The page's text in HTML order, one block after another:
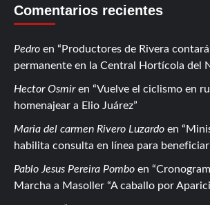
Comentarios recientes
Pedro en
Productores de Rivera
permanente en la Central Hortícola del
Hector Osmiren
Vuelve el ciclismo en
homenajear a Elio Juárez
Maria del carmen Rivero Luzardo en
habilita consulta en línea para
Pablo Jesus Pereira Pombo en
Marcha a Masoller “A caballo por